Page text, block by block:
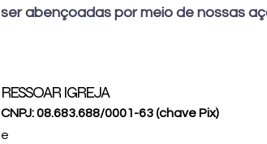
ser abençoadas por meio de nossas
RESSOAR IGREJA
CNPJ: 08.683.688/0001-63 (chave Pix)
e